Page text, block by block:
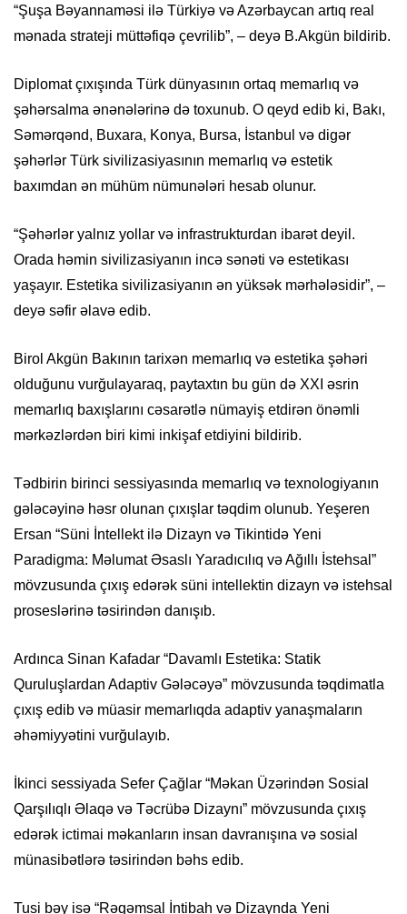
“Şuşa Bəyannaməsi ilə Türkiyə və Azərbaycan artıq real
mənada strateji müttəfiqə çevrilib”, – deyə B.Akgün bildirib.
Diplomat çıxışında Türk dünyasının ortaq memarlıq və
şəhərsalma ənənələrinə də toxunub. O qeyd edib ki, Bakı,
Səmərqənd, Buxara, Konya, Bursa, İstanbul və digər
şəhərlər Türk sivilizasiyasının memarlıq və estetik
baxımdan ən mühüm nümunələri hesab olunur.
“Şəhərlər yalnız yollar və infrastrukturdan ibarət deyil.
Orada həmin sivilizasiyanın incə sənəti və estetikası
yaşayır. Estetika sivilizasiyanın ən yüksək mərhələsidir”, –
deyə səfir əlavə edib.
Birol Akgün Bakının tarixən memarlıq və estetika şəhəri
olduğunu vurğulayaraq, paytaxtın bu gün də XXI əsrin
memarlıq baxışlarını cəsarətlə nümayiş etdirən önəmli
mərkəzlərdən biri kimi inkişaf etdiyini bildirib.
Tədbirin birinci sessiyasında memarlıq və texnologiyanın
gələcəyinə həsr olunan çıxışlar təqdim olunub. Yeşeren
Ersan “Süni İntellekt ilə Dizayn və Tikintidə Yeni
Paradigma: Məlumat Əsaslı Yaradıcılıq və Ağıllı İstehsal”
mövzusunda çıxış edərək süni intellektin dizayn və istehsal
proseslərinə təsirindən danışıb.
Ardınca Sinan Kafadar “Davamlı Estetika: Statik
Quruluşlardan Adaptiv Gələcəyə” mövzusunda təqdimatla
çıxış edib və müasir memarlıqda adaptiv yanaşmaların
əhəmiyyətini vurğulayıb.
İkinci sessiyada Sefer Çağlar “Məkan Üzərindən Sosial
Qarşılıqlı Əlaqə və Təcrübə Dizaynı” mövzusunda çıxış
edərək ictimai məkanların insan davranışına və sosial
münasibətlərə təsirindən bəhs edib.
Tusi bəy isə “Rəqəmsal İntibah və Dizaynda Yeni